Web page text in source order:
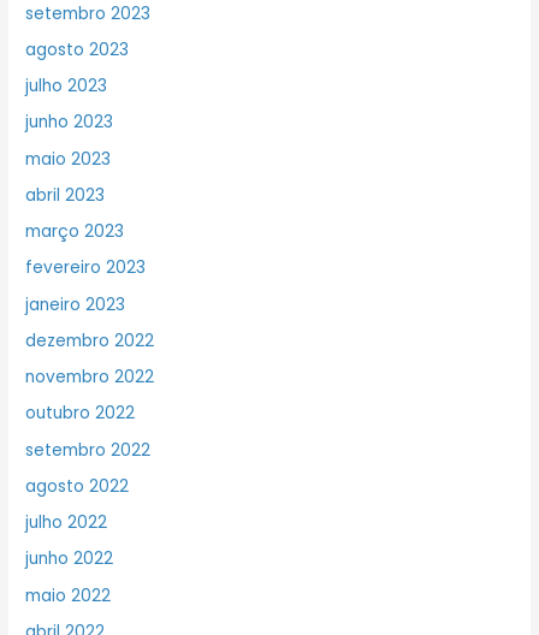
setembro 2023
agosto 2023
julho 2023
junho 2023
maio 2023
abril 2023
março 2023
fevereiro 2023
janeiro 2023
dezembro 2022
novembro 2022
outubro 2022
setembro 2022
agosto 2022
julho 2022
junho 2022
maio 2022